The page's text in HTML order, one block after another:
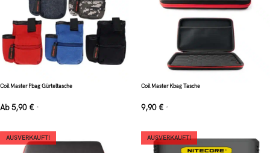
Coil Master Pbag Gürteltasche
Ab5,90 € *
Coil Master Kbag Tasche
9,90 € *
AUSVERKAUFT! AUSVERKAUFT!